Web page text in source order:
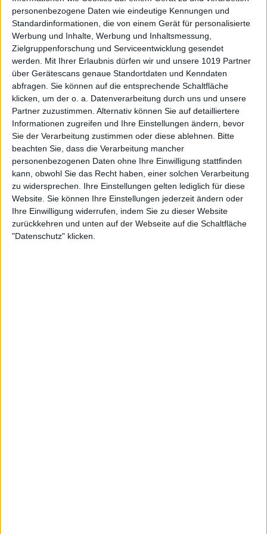
personenbezogene Daten wie eindeutige Kennungen und
Standardinformationen, die von einem Gerät für personalisierte
Werbung und Inhalte, Werbung und Inhaltsmessung,
Zielgruppenforschung und Serviceentwicklung gesendet
werden.
Mit Ihrer Erlaubnis dürfen wir und unsere 1019 Partner
über Gerätescans genaue Standortdaten und Kenndaten
abfragen. Sie können auf die entsprechende Schaltfläche
klicken, um der o. a. Datenverarbeitung durch uns und unsere
Partner zuzustimmen. Alternativ können Sie auf detailliertere
Informationen zugreifen und Ihre Einstellungen ändern, bevor
Sie der Verarbeitung zustimmen oder diese ablehnen.
Bitte
beachten Sie, dass die Verarbeitung mancher
personenbezogenen Daten ohne Ihre Einwilligung stattfinden
kann, obwohl Sie das Recht haben, einer solchen Verarbeitung
zu widersprechen. Ihre Einstellungen gelten lediglich für diese
Website. Sie können Ihre Einstellungen jederzeit ändern oder
Ihre Einwilligung widerrufen, indem Sie zu dieser Website
zurückkehren und unten auf der Webseite auf die Schaltfläche
"Datenschutz" klicken.